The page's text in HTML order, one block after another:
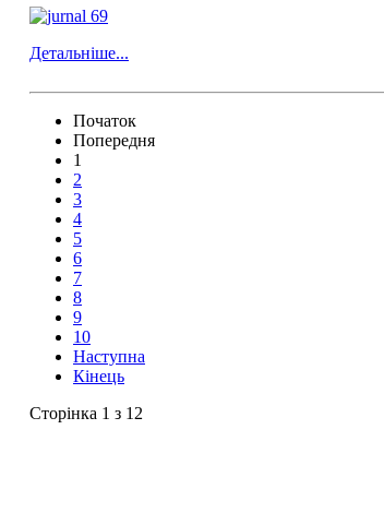
Детальніше...
Початок
Попередня
1
2
3
4
5
6
7
8
9
10
Наступна
Кінець
Сторінка 1 з 12